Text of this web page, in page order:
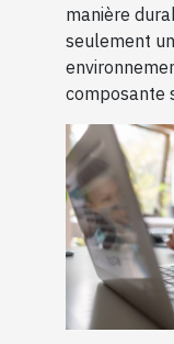
manière
seulement
composante